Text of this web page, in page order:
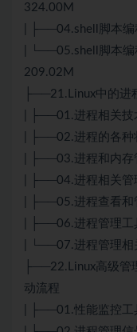
324.00M
| ├──04.shell脚本
| └──05.shell脚本
209.02M
├──21.Linux中的进
| ├──01.进程相关
| ├──02.进程的各
| ├──03.进程和内
| ├──04.进程相关
| ├──05.进程查看
| ├──06.进程管理
| └──07.进程管理
├──22.Linux高级管
动流程
| ├──01.性能监控